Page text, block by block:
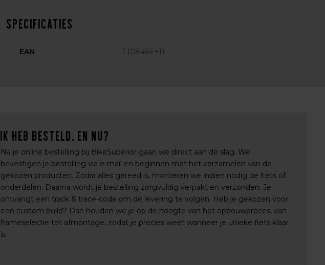
Specificaties
EAN 7,10846E+11
Ik heb besteld. En nu?
Na je online bestelling bij BikeSuperior gaan we direct aan de slag. We
bevestigen je bestelling via e-mail en beginnen met het verzamelen van de
gekozen producten. Zodra alles gereed is, monteren we indien nodig de fiets of
onderdelen. Daarna wordt je bestelling zorgvuldig verpakt en verzonden. Je
ontvangt een track & trace-code om de levering te volgen. Heb je gekozen voor
een custom build? Dan houden we je op de hoogte van het opbouwproces, van
frameselectie tot afmontage, zodat je precies weet wanneer je unieke fiets klaar
is